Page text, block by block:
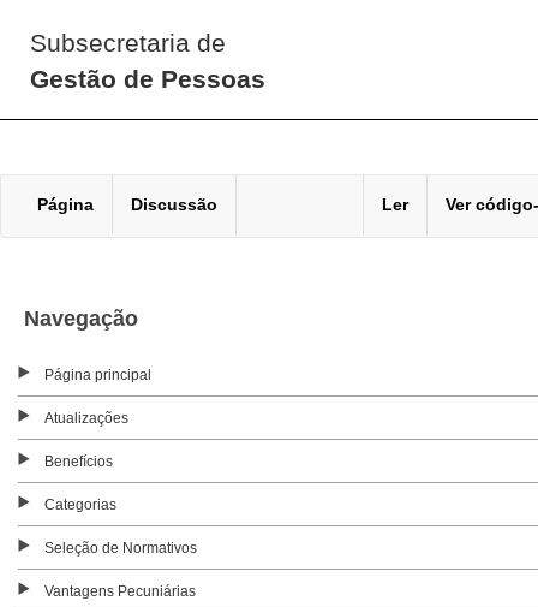
Subsecretaria de
Gestão de Pessoas
Página Discussão Ler Ver
Navegação
Página principal
Atualizações
Benefícios
Categorias
Seleção de Normativos
Vantagens Pecuniárias